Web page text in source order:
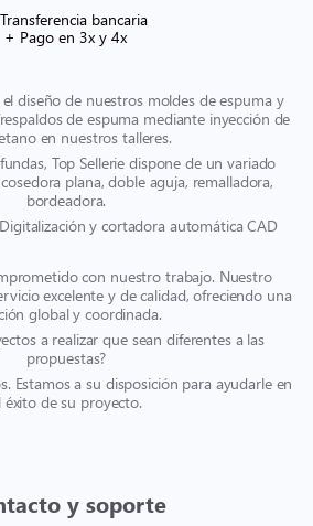
bancaria
+ Pago en 3x y 4x
el diseño de nuestros moldes de espuma y
de espuma mediante inyección de
en nuestros talleres.
Top Sellerie dispone de un variado
plana, doble aguja, remalladora,
bordeadora.
y cortadora automática CAD
con nuestro trabajo. Nuestro
excelente y de calidad, ofreciendo una
global y coordinada.
a realizar que sean diferentes a las
propuestas?
Estamos a su disposición para ayudarle en
éxito de su proyecto.
y soporte